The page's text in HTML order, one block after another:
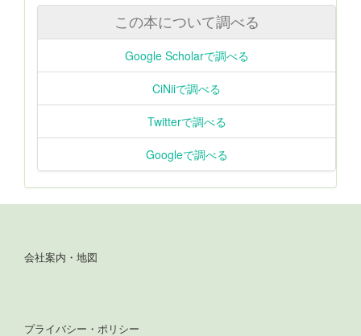
この本について調べる
Google Scholarで調べる
CiNiiで調べる
Twitterで調べる
Googleで調べる
会社案内・地図
プライバシー・ポリシー